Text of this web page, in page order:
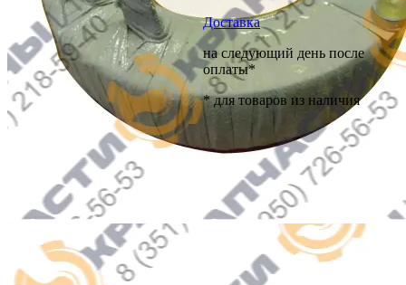
Доставка
на следующий день после
оплаты*
* для товаров из наличия